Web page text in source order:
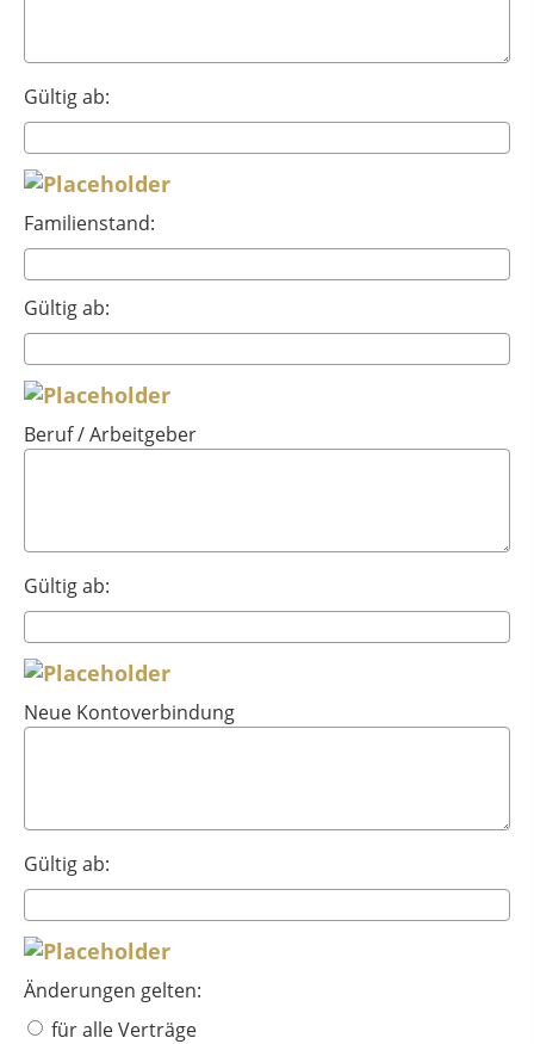
Gültig ab:
Familienstand:
Gültig ab:
Beruf / Arbeitgeber
Gültig ab:
Neue Kontoverbindung
Gültig ab:
Änderungen gelten:
für alle Verträge